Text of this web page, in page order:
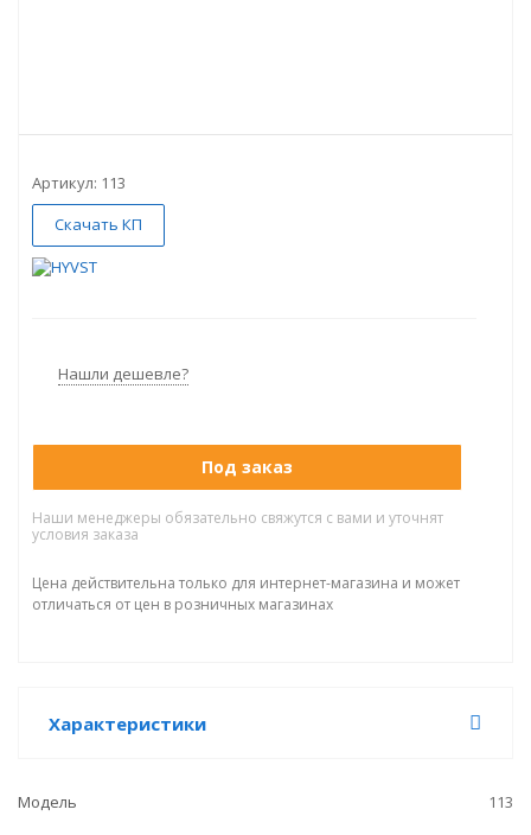
Артикул: 113
Скачать КП
Нашли дешевле?
Под заказ
Наши менеджеры обязательно свяжутся с вами и уточнят
условия заказа
Цена действительна только для интернет-магазина и может
отличаться от цен в розничных магазинах
Характеристики
Модель 113